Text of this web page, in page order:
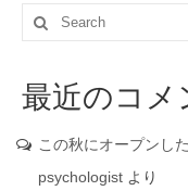
Search
for:
最近のコメ
この秋にオープンし
psychologist より